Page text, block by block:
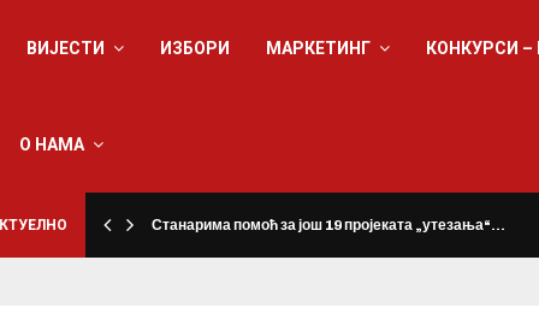
ВИЈЕСТИ ИЗБОРИ МАРКЕТИНГ КОНКУРСИ
О НАМА
Станарима помоћ за још 19 пројеката „утезања“…